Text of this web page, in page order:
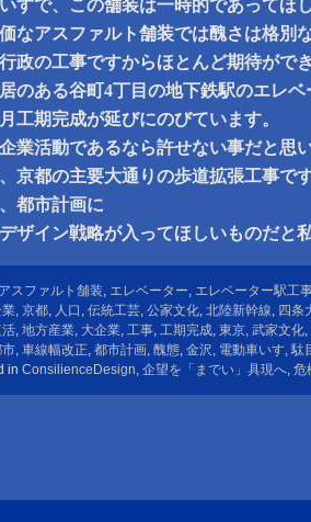
すで、この舗装は一時的であってほ
なアスファルト舗装では醜さは格別
政の工事ですからほとんど期待がで
のある谷町4丁目の地下鉄駅のエレ
工期完成が延びにのびています。
業活動であるなら許せない事だと思
京都の主要大通りの歩道拡張工事で
都市計画に
ザイン戦略が入ってほしいものだと
アスファルト舗装, エレベーター, エレベーター駅工
業, 京都, 人口 , 伝統工芸, 公家文化, 北陸新幹線, 四条
, 地方産業, 大企業, 工事, 工期完成, 東京, 武家文化,
, 車線幅改正, 都市計画, 醜態, 金沢, 電動車いす,駄
in ConsilienceDesign, 企望を「までい」具現へ, 危